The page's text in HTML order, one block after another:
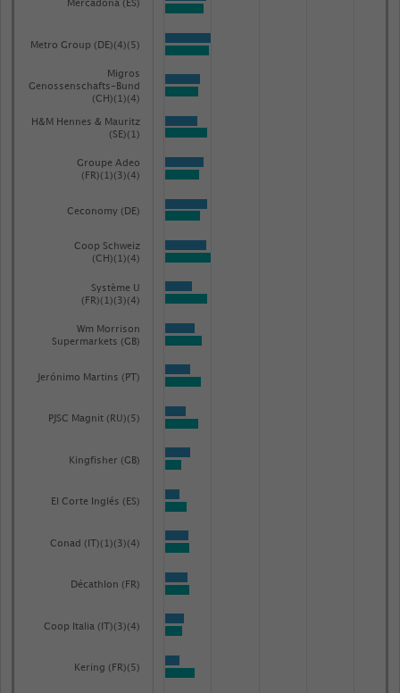
-0.0583230341568615
1.0722915730550886.
as
table.
Metro Group (DE)(4)(5)
Ceconomy (DE)
Jerónimo Martins (PT)
Conad (IT)(1)(3)(4)
Mercadona (ES)
Migros
Genossenschafts-Bund
(CH)(1)(4)
H&M Hennes & Mauritz
(SE)(1)
Groupe Adeo
(FR)(1)(3)(4)
Coop Schweiz
(CH)(1)(4)
Système U
(FR)(1)(3)(4)
Wm Morrison
Supermarkets (GB)
PJSC Magnit (RU)(5)
Kingfisher (GB)
El Corte Inglés (ES)
Décathlon (FR)
Coop Italia (IT)(3)(4)
Kering (FR)(5)